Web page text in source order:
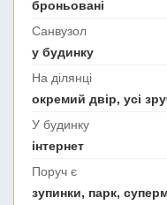
броньовані
Санвузол
у будинку
На ділянці
окремий двір, усі
У будинку
інтернет
Поруч є
зупинки, парк,